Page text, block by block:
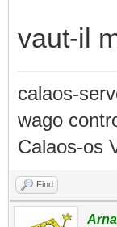
vaut-il
calaos-
wago
Calaos-os
Find